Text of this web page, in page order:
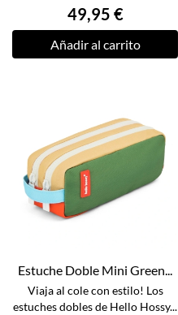
49,95 €
Añadir al carrito
Estuche Doble Mini Green...
Viaja al cole con estilo! Los
estuches dobles de Hello Hossy...